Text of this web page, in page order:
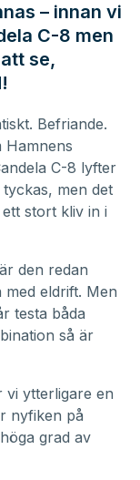
– innan vi
C-8 men
se,
Befriande.
Hamnens
C-8 lyfter
men det
stort kliv in i
den redan
eldrift. Men
testa båda
så är
vi ytterligare en
nyfiken på
grad av